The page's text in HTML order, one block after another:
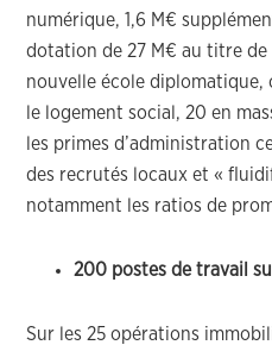
numérique, 1,6 M€
dotation de 27 M€ au titre de
nouvelle école
le logement social, 20 en
les primes d’administration
des recrutés locaux et «
notamment les ratios de
200 postes de travail
Sur les 25 opérations